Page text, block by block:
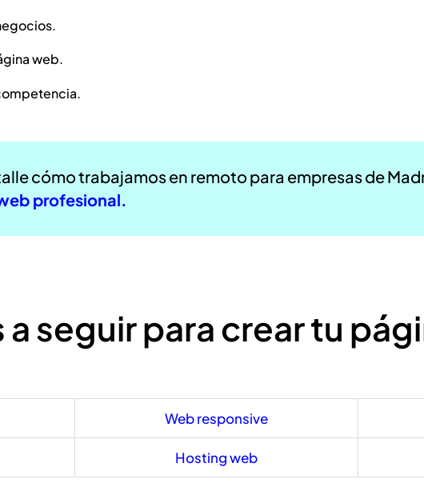
web.
cómo trabajamos en remoto para empresas de
profesional.
a seguir para crear tu
Web responsive
Hosting web